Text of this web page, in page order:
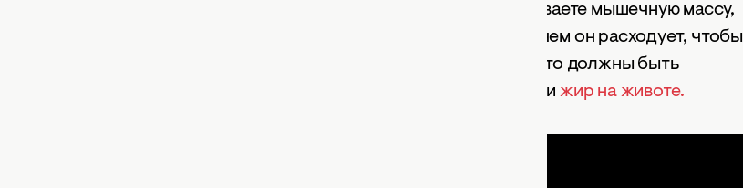
тканей — для этого нужен белок. Если же вы наращиваете мышечную массу,
ваш организм должен потреблять больше калорий, чем он расходует, чтобы
у него был запас для строительства мышц. Однако это должны быть
правильные калории, иначе вместо мышц будет расти жир на животе.